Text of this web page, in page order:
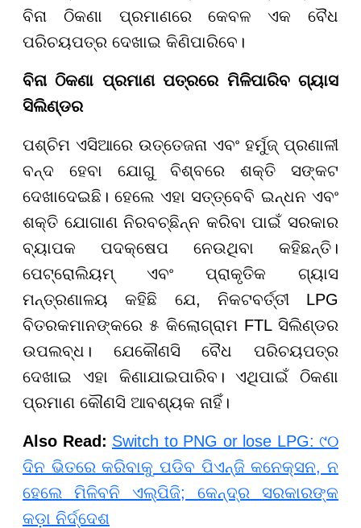
ବିନା ଠିକଣା ପ୍ରମାଣରେ କେବଳ ଏକ ବୈଧ
ପରିଚୟପତ୍ର ଦେଖାଇ କିଣିପାରିବେ।
ବିନାଠିକଣା ପ୍ରମାଣ ପତ୍ରରେ ମିଳିପାରିବ ଗ୍ୟାସ
ସିଲିଣ୍ଡର
ପଶ୍ଚିମ ଏସିଆରେ ଉତ୍ତେଜନା ଏବଂ ହର୍ମୁଜ୍ ପ୍ରଣାଳୀ
ବନ୍ଦ ହେବା ଯୋଗୁ ବିଶ୍ବରେ ଶକ୍ତି ସଙ୍କଟ
ଦେଖାଦେଇଛି। ହେଲେ ଏହା ସତ୍ତ୍ବେବି ଇନ୍ଧନ ଏବଂ
ଶକ୍ତି ଯୋଗାଣ ନିରବଚ୍ଛିନ୍ନ କରିବା ପାଇଁ ସରକାର
ବ୍ୟାପକ ପଦକ୍ଷେପ ନେଉଥିବା କହିଛନ୍ତି।
ପେଟ୍ରୋଲିୟମ୍ ଏବଂ ପ୍ରାକୃତିକ ଗ୍ୟାସ
ମନ୍ତ୍ରଣାଳୟ କହିଛି ଯେ, ନିକଟବର୍ତ୍ତୀ LPG
ବିତରକମାନଙ୍କରେ ୫ କିଲୋଗ୍ରାମ FTL ସିଲିଣ୍ଡର
ଉପଲବ୍ଧ। ଯେକୌଣସି ବୈଧ ପରିଚୟପତ୍ର
ଦେଖାଇ ଏହା କିଣାଯାଇପାରିବ। ଏଥିପାଇଁ ଠିକଣା
ପ୍ରମାଣ କୌଣସି ଆବଶ୍ୟକ ନାହିଁ।
Also Read: Switch to PNG or lose LPG: ୯୦
ଦିନ ଭିତରେ କରିବାକୁ ପଡିବ ପିଏନ୍ଜି କନେକ୍ସନ, ନ
ହେଲେ ମିଳିବନି ଏଲ୍ପିଜି; କେନ୍ଦ୍ର ସରକାରଙ୍କ
କଡ଼ା ନିର୍ଦ୍ଦେଶ